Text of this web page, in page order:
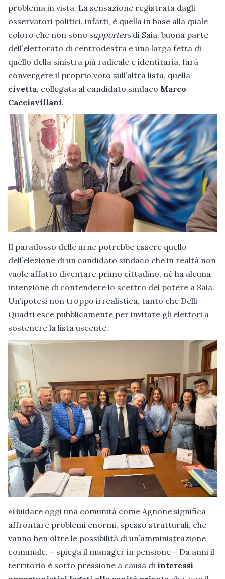
problema in vista. La sensazione registrata dagli
osservatori politici, infatti, è quella in base alla quale
coloro che non sono supporters di Saia, buona parte
dell’elettorato di centrodestra e una larga fetta di
quello della sinistra più radicale e identitaria, farà
convergere il proprio voto sull’altra lista, quella
civetta, collegata al candidato sindaco Marco
Cacciavillani.
Il paradosso delle urne potrebbe essere quello
dell’elezione di un candidato sindaco che in realtà non
vuole affatto diventare primo cittadino, né ha alcuna
intenzione di contendere lo scettro del potere a Saia.
Un’ipotesi non troppo irrealistica, tanto che Delli
Quadri esce pubblicamente per invitare gli elettori a
sostenere la lista uscente.
«Guidare oggi una comunità come Agnone significa
affrontare problemi enormi, spesso strutturali, che
vanno ben oltre le possibilità di un’amministrazione
comunale. – spiega il manager in pensione – Da anni il
territorio è sotto pressione a causa di interessi